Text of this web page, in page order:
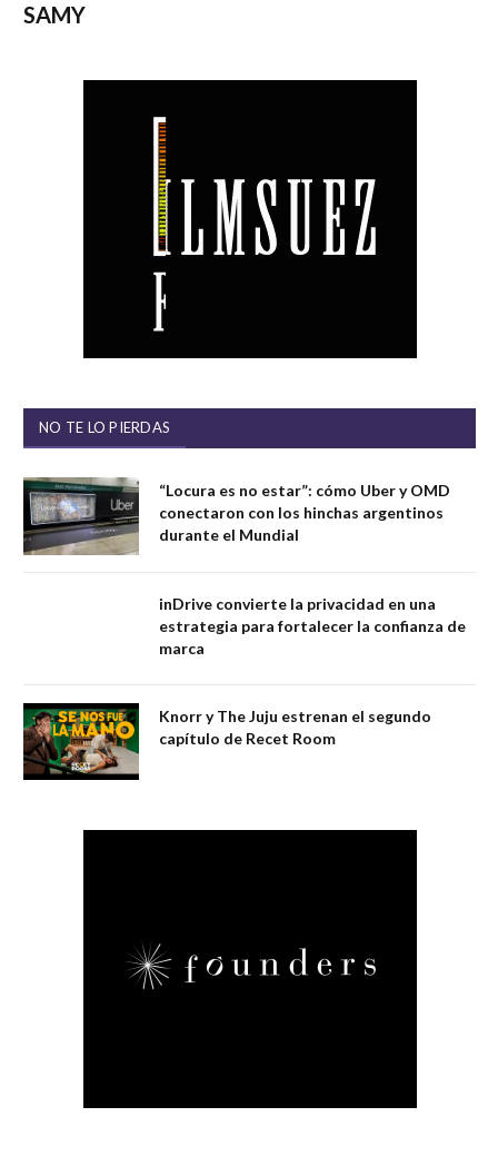
SAMY
NO TE LO PIERDAS
“Locura es no estar”: cómo Uber y OMD
conectaron con los hinchas argentinos
durante el Mundial
inDrive convierte la privacidad en una
estrategia para fortalecer la confianza de
marca
Knorr y The Juju estrenan el segundo
capítulo de Recet Room